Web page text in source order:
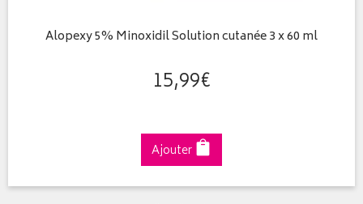
Alopexy 5% Minoxidil Solution cutanée 3 x 60 ml
15,99€
Ajouter